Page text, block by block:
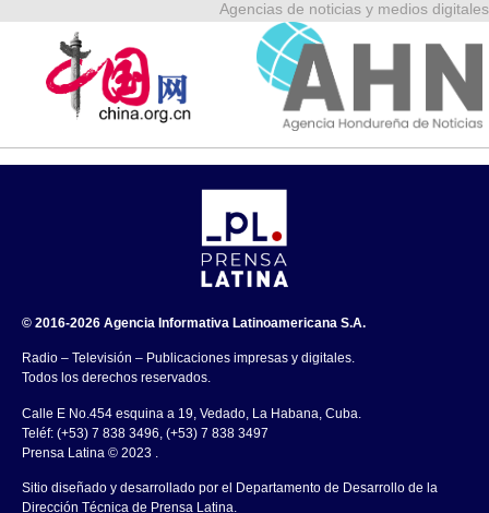
Agencias de noticias y medios digitales
© 2016-2026 Agencia Informativa Latinoamericana S.A.
Radio – Televisión – Publicaciones impresas y digitales.
Todos los derechos reservados.
Calle E No.454 esquina a 19, Vedado, La Habana, Cuba.
Teléf: (+53) 7 838 3496, (+53) 7 838 3497
Prensa Latina © 2023 .
Sitio diseñado y desarrollado por el Departamento de Desarrollo de la
Dirección Técnica de Prensa Latina.